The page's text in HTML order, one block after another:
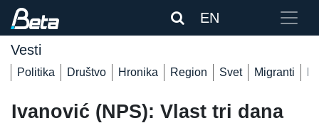
EN
Vesti
Politika Društvo Hronika Region Svet Migranti
Ivanović (NPS): Vlast tri dana